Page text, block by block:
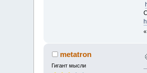
«
metatron
Гигант мысли